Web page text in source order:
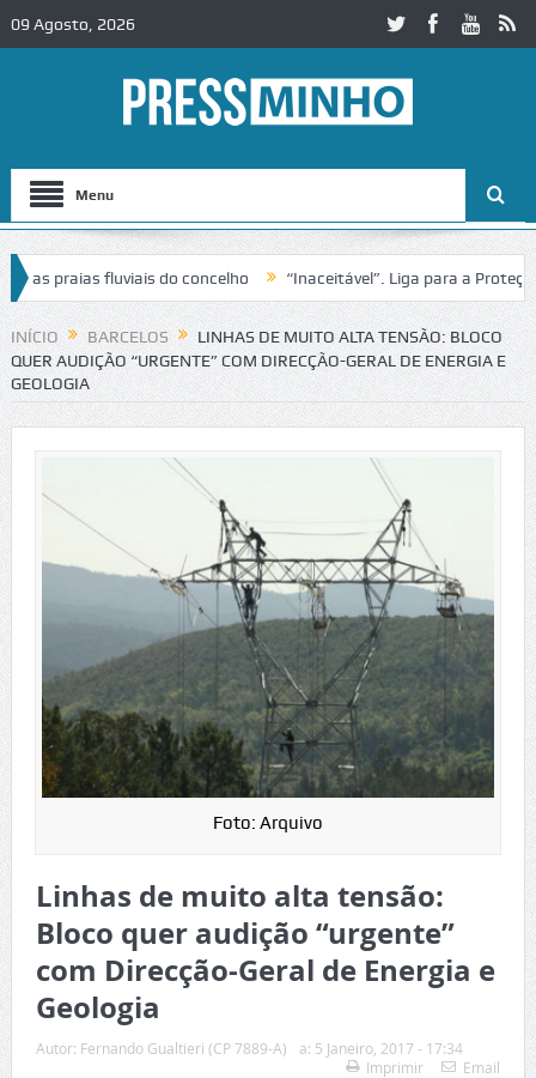
09 Agosto, 2026
Menu
praias fluviais do concelho “Inaceitável”. Liga para a Proteção da
de trânsito no IC2 em Alcobaça Igreja do Castelo de Cerveira
INÍCIO BARCELOS
LINHAS DE MUITO ALTA TENSÃO: BLOCO
QUER AUDIÇÃO “URGENTE” COM DIRECÇÃO-GERAL DE ENERGIA E
GEOLOGIA
Foto: Arquivo
Linhas de muito alta tensão:
Bloco quer audição “urgente”
com Direcção-Geral de Energia e
Geologia
Autor: Fernando Gualtieri (CP 7889-A) a: 5 Janeiro, 2017 - 17:34
Imprimir
Email